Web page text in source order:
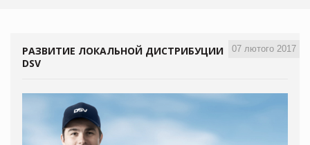
07 лютого 2017
РАЗВИТИЕ ЛОКАЛЬНОЙ ДИСТРИБУЦИИ
DSV